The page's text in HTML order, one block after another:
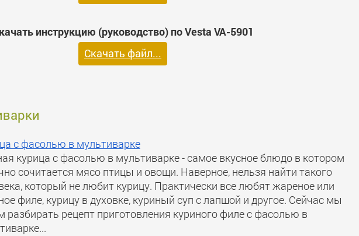
инструкцию (руководство) по Vesta VA-5901
Скачать файл...
с фасолью в мультиварке
курица с фасолью в мультиварке - самое вкусное блюдо в котором
сочитается мясо птицы и овощи. Наверное, нельзя найти такого
который не любит курицу. Практически все любят жареное или
филе, курицу в духовке, куриный суп с лапшой и другое. Сейчас мы
разбирать рецепт приготовления куриного филе с фасолью в